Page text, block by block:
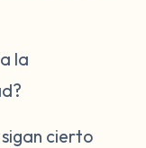
la
cierto